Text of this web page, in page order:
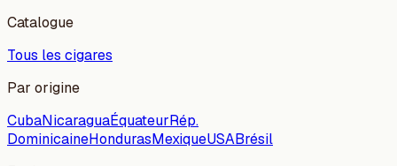
Catalogue
Tous les cigares
Par origine
CubaNicaraguaÉquateurRép.
DominicaineHondurasMexiqueUSABrésil